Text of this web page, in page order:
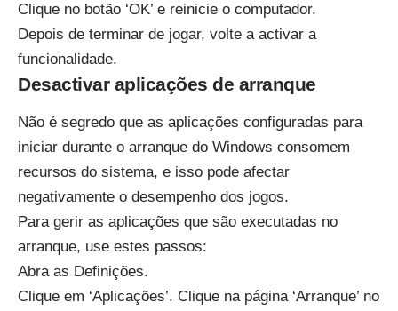
Clique no botão ‘OK’ e reinicie o computador.
Depois de terminar de jogar, volte a activar a
funcionalidade.
Desactivar aplicações de arranque
Não é segredo que as aplicações configuradas para
iniciar durante o arranque do Windows consomem
recursos do sistema, e isso pode afectar
negativamente o desempenho dos jogos.
Para gerir as aplicações que são executadas no
arranque, use estes passos:
Abra as Definições.
Clique em ‘Aplicações’. Clique na página ‘Arranque’ no